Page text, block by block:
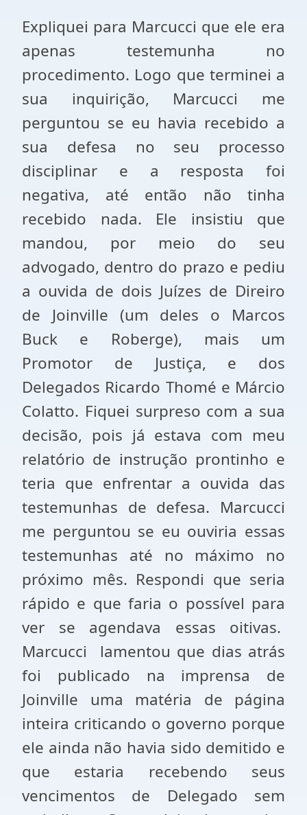
Expliquei para Marcucci que ele era
apenas testemunha no
procedimento. Logo que terminei a
sua inquirição, Marcucci me
perguntou se eu havia recebido a
sua defesa no seu processo
disciplinar e a resposta foi
negativa, até então não tinha
recebido nada. Ele insistiu que
mandou, por meio do seu
advogado, dentro do prazo e pediu
a ouvida de dois Juízes de Direiro
de Joinville (um deles o Marcos
Buck e Roberge), mais um
Promotor de Justiça, e dos
Delegados Ricardo Thomé e Márcio
Colatto. Fiquei surpreso com a sua
decisão, pois já estava com meu
relatório de instrução prontinho e
teria que enfrentar a ouvida das
testemunhas de defesa. Marcucci
me perguntou se eu ouviria essas
testemunhas até no máximo no
próximo mês. Respondi que seria
rápido e que faria o possível para
ver se agendava essas oitivas.
Marcucci lamentou que dias atrás
foi publicado na imprensa de
Joinville uma matéria de página
inteira criticando o governo porque
ele ainda não havia sido demitido e
que estaria recebendo seus
vencimentos de Delegado sem